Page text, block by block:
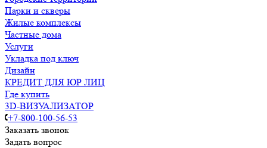
Парки и скверы
Жилые комплексы
Частные дома
Услуги
Укладка под ключ
Дизайн
КРЕДИТ ДЛЯ ЮР ЛИЦ
Где купить
3D-ВИЗУАЛИЗАТОР
+7-800-100-56-53
Заказать звонок
Задать вопрос